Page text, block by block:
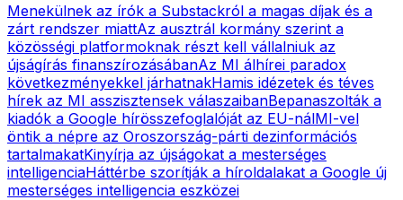
Menekülnek az írók a Substackról a magas díjak és a
zárt rendszer miattAz ausztrál kormány szerint a
közösségi platformoknak részt kell vállalniuk az
újságírás finanszírozásábanAz MI álhírei paradox
következményekkel járhatnakHamis idézetek és téves
hírek az MI asszisztensek válaszaibanBepanaszolták a
kiadók a Google hírösszefoglalóját az EU-nálMI-vel
öntik a népre az Oroszország-párti dezinformációs
tartalmakatKinyírja az újságokat a mesterséges
intelligenciaHáttérbe szorítják a híroldalakat a Google új
mesterséges intelligencia eszközei